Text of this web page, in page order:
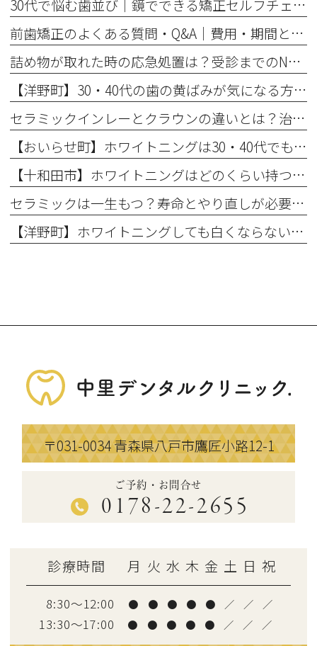
30代で悩む歯並び｜鏡でできる矯正セルフチェックと将来のリスク
前歯矯正のよくある質問・Q&A｜費用・期間と部分矯正の適応を解説
詰め物が取れた時の応急処置は？受診までのNG行動と放置リスク
【洋野町】30・40代の歯の黄ばみが気になる方へ｜ホワイトニングで変わる歯と印象
セラミックインレーとクラウンの違いとは？治療範囲別に適した選択肢を解説
【おいらせ町】ホワイトニングは30・40代でも効果ある？年代別の特徴と始める前に知っておきたいこと
【十和田市】ホワイトニングはどのくらい持つ？持続期間と長持ちさせるコツ
セラミックは一生もつ？寿命とやり直しが必要になるケース
【洋野町】ホワイトニングしても白くならない理由とは？効果が出にくい人の特徴
〒031-0034青森県八戸市鷹匠小路12-1
ご予約・お問合せ
0178-22-2655
診療時間 月 火 水 木 金 土 日 祝
8:30～12:00 ● ● ● ● ● ／ ／ ／
13:30〜17:00 ● ● ● ● ● ／ ／ ／